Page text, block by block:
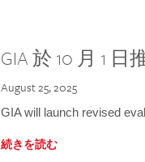
GIA 於 10 月 1
August 25, 2025
GIA will launch revised
続きを読む